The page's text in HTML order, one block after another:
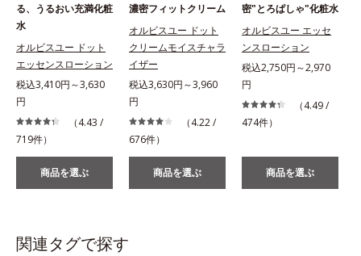
る、うるおい充満化粧
水
オルビスユー ドット
エッセンスローション
税込3,410円～3,630
円
（4.43 /
719件）
商品を選ぶ
濃密フィットクリーム
オルビスユー ドット
クリームモイスチャラ
イザー
税込3,630円～3,960
円
（4.22 /
676件）
商品を選ぶ
密"とろぱしゃ"化粧水
オルビスユー エッセ
ンスローション
税込2,750円～2,970
円
（4.49 /
474件）
商品を選ぶ
関連タグで探す